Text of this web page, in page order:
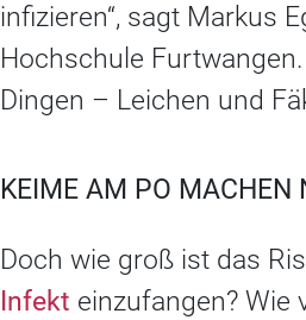
infizieren“, sagt Markus
Hochschule
Dingen – Leichen und
KEIME AM PO MACHEN
Doch wie groß ist das
Infekt einzufangen? Wie